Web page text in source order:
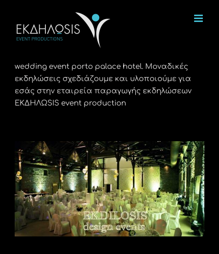
περιεχόμενο
wedding event porto palace hotel. Μοναδικές
εκδηλώσεις σχεδιάζουμε και υλοποιούμε για
εσάς στην εταιρεία παραγωγής εκδηλώσεων
ΕΚΔΗΛΩSIS event production